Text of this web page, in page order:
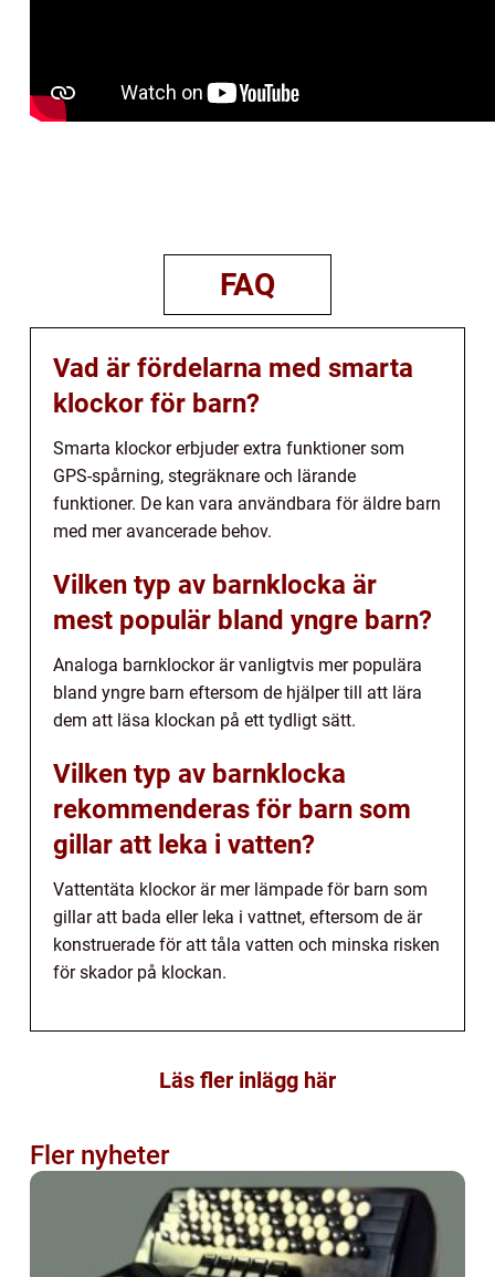
FAQ
Vad är fördelarna med smarta
klockor för barn?
Smarta klockor erbjuder extra funktioner som
GPS-spårning, stegräknare och lärande
funktioner. De kan vara användbara för äldre barn
med mer avancerade behov.
Vilken typ av barnklocka är
mest populär bland yngre barn?
Analoga barnklockor är vanligtvis mer populära
bland yngre barn eftersom de hjälper till att lära
dem att läsa klockan på ett tydligt sätt.
Vilken typ av barnklocka
rekommenderas för barn som
gillar att leka i vatten?
Vattentäta klockor är mer lämpade för barn som
gillar att bada eller leka i vattnet, eftersom de är
konstruerade för att tåla vatten och minska risken
för skador på klockan.
Läs fler inlägg här
Fler nyheter